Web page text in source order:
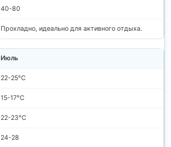
40-80
Прохладно, идеально для активного отдыха.
Июль
22-25°C
15-17°C
22-23°C
24-28